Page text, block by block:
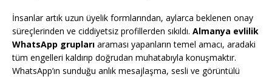
İnsanlar artık uzun üyelik formlarından, aylarca beklenen onay
süreçlerinden ve ciddiyetsiz profillerden sıkıldı. Almanya evlilik
WhatsApp grupları araması yapanların temel amacı, aradaki
tüm engelleri kaldırıp doğrudan muhatabıyla konuşmaktır.
WhatsApp’ın sunduğu anlık mesajlaşma, sesli ve görüntülü